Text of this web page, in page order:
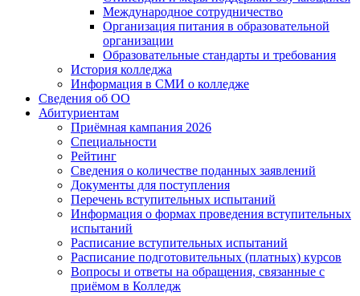
Международное сотрудничество
Организация питания в образовательной
организации
Образовательные стандарты и требования
История колледжа
Информация в СМИ о колледже
Сведения об ОО
Абитуриентам
Приёмная кампания 2026
Специальности
Рейтинг
Сведения о количестве поданных заявлений
Документы для поступления
Перечень вступительных испытаний
Информация о формах проведения вступительных
испытаний
Расписание вступительных испытаний
Расписание подготовительных (платных) курсов
Вопросы и ответы на обращения, связанные с
приёмом в Колледж